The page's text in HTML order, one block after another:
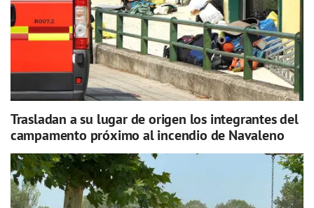
Trasladan a su lugar de origen los integrantes del
campamento próximo al incendio de Navaleno